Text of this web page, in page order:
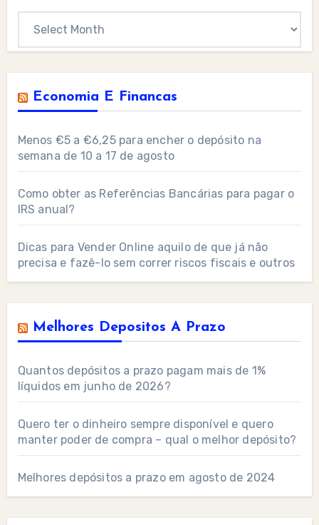
Economia E Financas
Menos €5 a €6,25 para encher o depósito na
semana de 10 a 17 de agosto
Como obter as Referências Bancárias para pagar o
IRS anual?
Dicas para Vender Online aquilo de que já não
precisa e fazê-lo sem correr riscos fiscais e outros
Melhores Depositos A Prazo
Quantos depósitos a prazo pagam mais de 1%
líquidos em junho de 2026?
Quero ter o dinheiro sempre disponível e quero
manter poder de compra – qual o melhor depósito?
Melhores depósitos a prazo em agosto de 2024